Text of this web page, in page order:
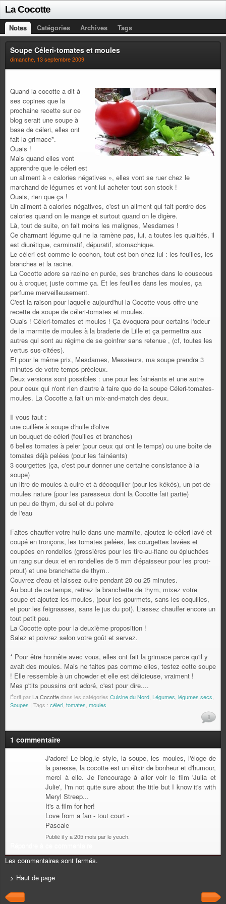
La Cocotte
Notes Catégories Archives Tags
Soupe Céleri-tomates et moules
dimanche, 13 septembre 2009
Quand la cocotte a dit à
ses copines que la
prochaine recette sur ce
blog serait une soupe à
base de céleri, elles ont
fait la grimace*.
Ouais !
Mais quand elles vont
apprendre que le céleri est
un aliment à « calories négatives », elles vont se ruer chez le
marchand de légumes et vont lui acheter tout son stock !
Ouais, rien que ça !
Un aliment à calories négatives, c'est un aliment qui fait perdre des
calories quand on le mange et surtout quand on le digère.
Là, tout de suite, on fait moins les malignes, Mesdames !
Ce charmant légume qui ne la ramène pas, lui, a toutes les qualités, il
est diurétique, carminatif, dépuratif, stomachique.
Le céleri est comme le cochon, tout est bon chez lui : les feuilles, les
branches et la racine.
La Cocotte adore sa racine en purée, ses branches dans le couscous
ou à croquer, juste comme ça. Et les feuilles dans les moules, ça
parfume merveilleusement.
C'est la raison pour laquelle aujourd'hui la Cocotte vous offre une
recette de soupe de céleri-tomates et moules.
Ouais ! Céleri-tomates et moules ! Ça évoquera pour certains l'odeur
de la marmite de moules à la braderie de Lille et ça permettra aux
autres qui sont au régime de se goinfrer sans retenue , (cf, toutes les
vertus sus-citées).
Et pour le même prix, Mesdames, Messieurs, ma soupe prendra 3
minutes de votre temps précieux.
Deux versions sont possibles : une pour les fainéants et une autre
pour ceux qui n'ont rien d'autre à faire que de la soupe Céleri-tomates-
moules. La Cocotte a fait un mix-and-match des deux.
Il vous faut :
une cuillère à soupe d'huile d'olive
un bouquet de céleri (feuilles et branches)
6 belles tomates à peler (pour ceux qui ont le temps) ou une boîte de
tomates déjà pelées (pour les fainéants)
3 courgettes (ça, c'est pour donner une certaine consistance à la
soupe)
un litre de moules à cuire et à décoquiller (pour les kékés), un pot de
moules nature (pour les paresseux dont la Cocotte fait partie)
un peu de thym, du sel et du poivre
de l'eau
Faites chauffer votre huile dans une marmite, ajoutez le céleri lavé et
coupé en tronçons, les tomates pelées, les courgettes lavées et
coupées en rondelles (grossières pour les tire-au-flanc ou épluchées
un rang sur deux et en rondelles de 5 mm d'épaisseur pour les prout-
prout) et une branchette de thym..
Couvrez d'eau et laissez cuire pendant 20 ou 25 minutes.
Au bout de ce temps, retirez la branchette de thym, mixez votre
soupe et ajoutez les moules, (pour les gourmets, sans les coquilles,
et pour les feignasses, sans le jus du pot). Liassez chauffer encore un
tout petit peu.
La Cocotte opte pour la deuxième proposition !
Salez et poivrez selon votre goût et servez.
* Pour être honnête avec vous, elles ont fait la grimace parce qu'il y
avait des moules. Mais ne faites pas comme elles, testez cette soupe
! Elle ressemble à un chowder et elle est délicieuse, vraiment !
Mes p'tits poussins ont adoré, c'est pour dire....
Écrit par La Cocottedans les catégories Cuisine du Nord Légumes, légumes secs
Soupes | Tags : céleri tomates moules
1
1 commentaire
J'adore! Le blog,le style, la soupe, les moules, l'éloge de
la paresse, la cocotte est un élixir de bonheur et d'humour,
merci à elle. Je l'encourage à aller voir le film 'Julia et
Julie', I'm not quite sure about the title but I know it's with
Meryl Streep...
It's a film for her!
Love from a fan - tout court -
Pascale
Publié il y a 205 mois par le yeuch.
Les commentaires sont fermés.
> Haut de page